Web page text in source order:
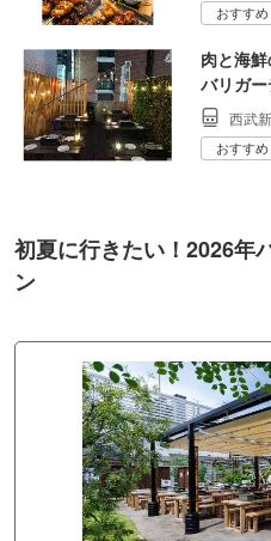
おすすめ
肉と海
バリガ
西武
おすすめ
初夏に行きたい！2026年
ン